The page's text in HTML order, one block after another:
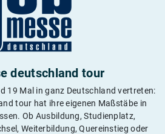
deutschland tour
19 Mal in ganz Deutschland vertreten:
tour hat ihre eigenen Maßstäbe in
Ob Ausbildung, Studienplatz,
Weiterbildung, Quereinstieg oder